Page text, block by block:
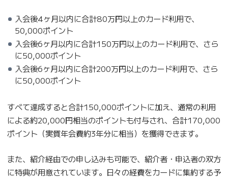
入会後4ヶ月以内に合計80万円以上のカード利用で、
50,000ポイント
入会後6ヶ月以内に合計150万円以上のカード利用で、さら
に50,000ポイント
入会後6ヶ月以内に合計200万円以上のカード利用で、さら
に50,000ポイント
すべて達成すると合計150,000ポイントに加え、通常の利用
による約20,000円相当のポイントも付与され、合計170,000
ポイント（実質年会費約3年分に相当）を獲得できます。
また、紹介経由での申し込みも可能で、紹介者・申込者の双方
に特典が用意されています。日々の経費をカードに集約する予